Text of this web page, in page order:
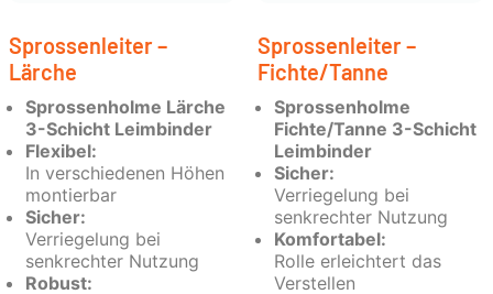
Sprossenleiter –
Lärche
Sprossenholme Lärche
3-Schicht Leimbinder
Flexibel:
In verschiedenen Höhen
montierbar
Sicher:
Verriegelung bei
senkrechter Nutzung
Robust:
Sprossenleiter –
Fichte/Tanne
Sprossenholme
Fichte/Tanne 3-Schicht
Leimbinder
Sicher:
Verriegelung bei
senkrechter Nutzung
Komfortabel:
Rolle erleichtert das
Verstellen